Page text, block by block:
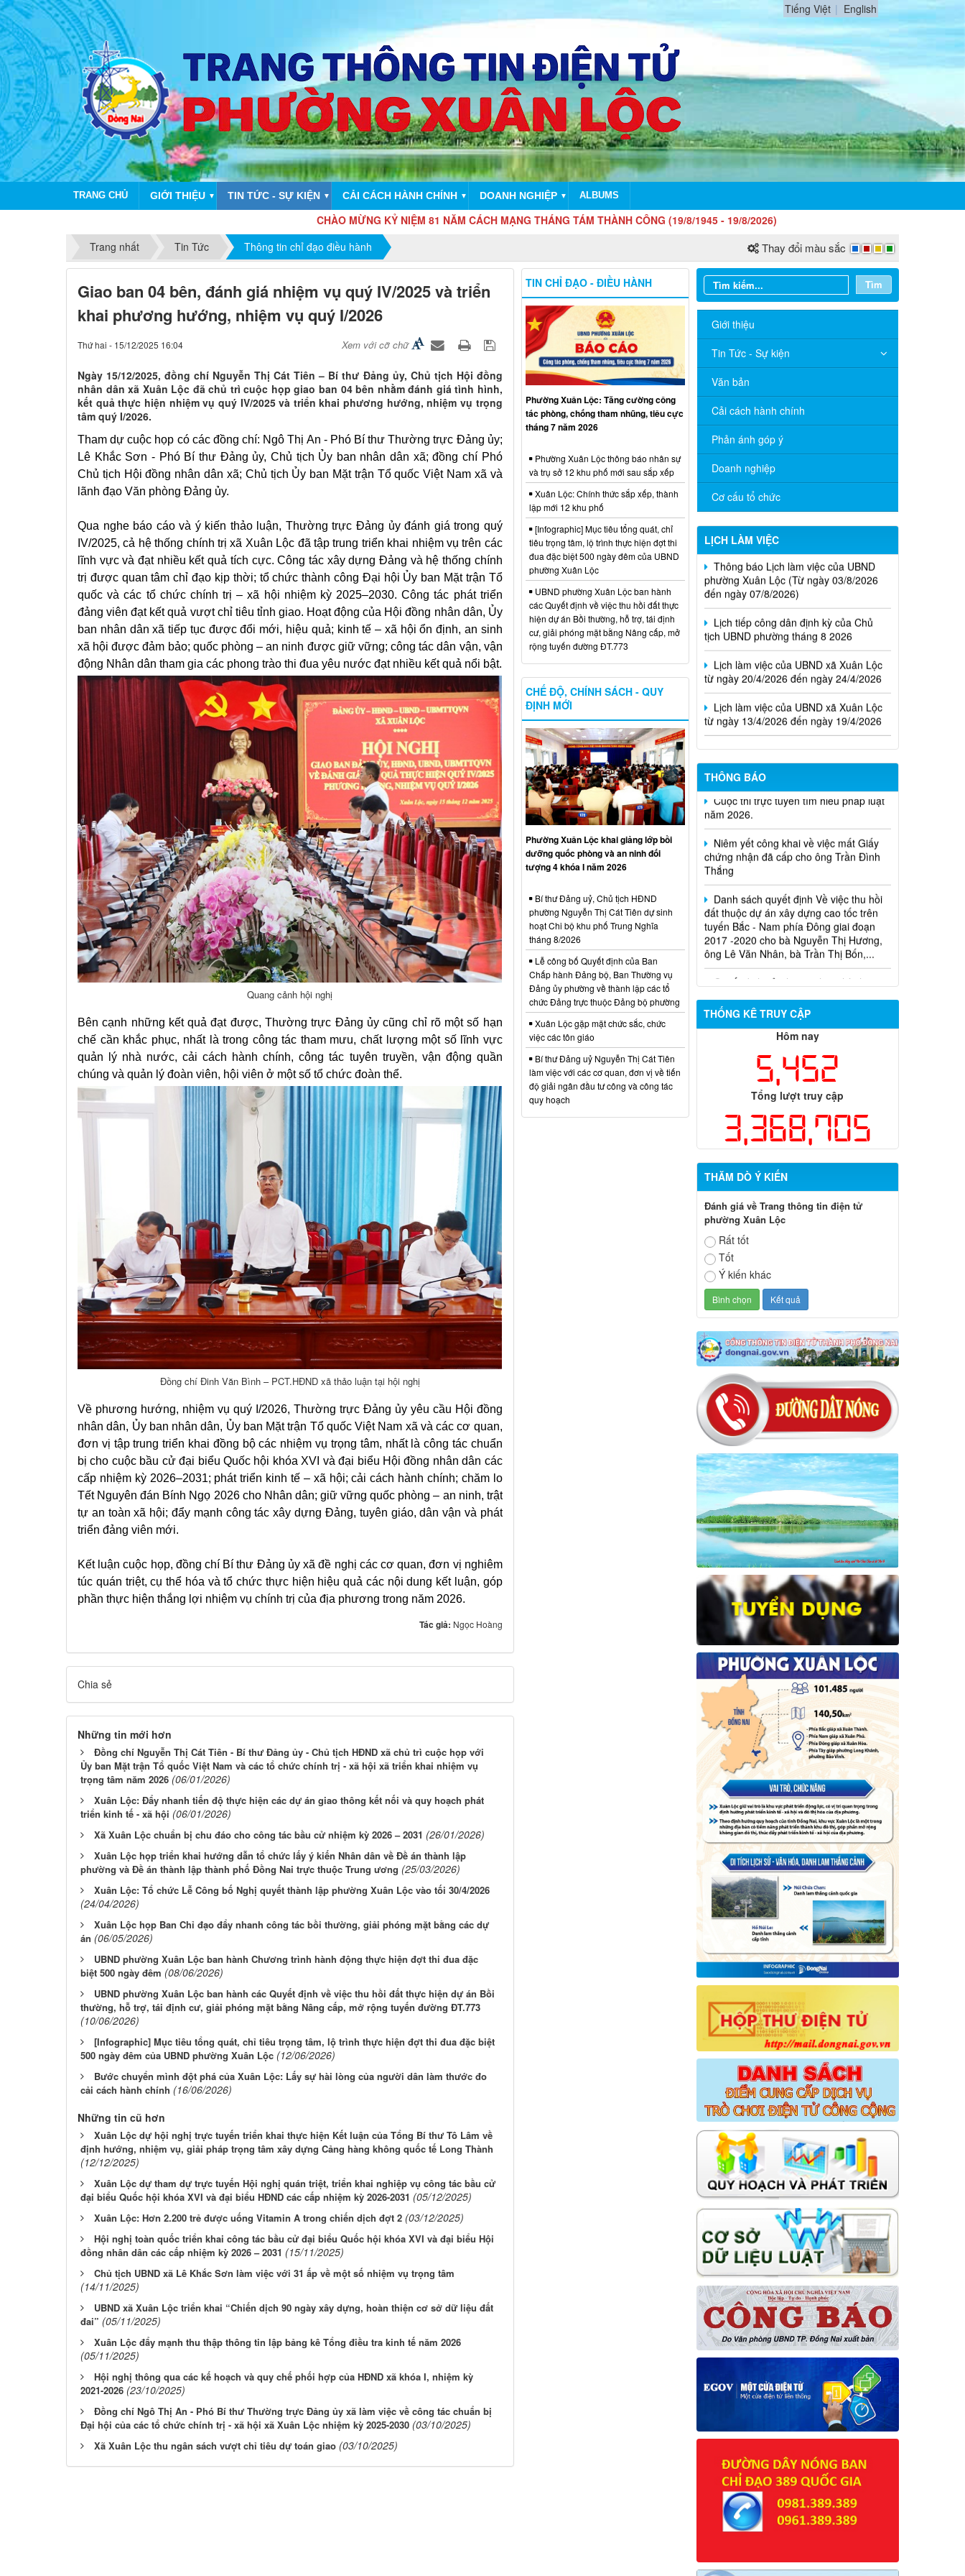
Tiếng Việt English
TRANG CHỦ GIỚI THIỆU ▼ TIN TỨC - SỰ KIỆN ▼ CẢI CÁCH HÀNH CHÍNH ▼ DOANH NGHIỆP ▼ ALBUMS
CHÀO MỪNG KỶ NIỆM 81 NĂM CÁCH MẠNG THÁNG TÁM THÀNH CÔNG (19/8/1945 - 19/8/2026)
Trang nhất
Tin Tức Thông tin chỉ đạo điều hành Thay đổi màu sắc
Giao ban 04 bên, đánh giá nhiệm vụ quý IV/2025 và triển
khai phương hướng, nhiệm vụ quý I/2026
Thứ hai - 15/12/2025 16:04 Xem với cỡ chữ
Ngày 15/12/2025, đồng chí Nguyễn Thị Cát Tiên – Bí thư Đảng ủy, Chủ tịch Hội đồng
nhân dân xã Xuân Lộc đã chủ trì cuộc họp giao ban 04 bên nhằm đánh giá tình hình,
kết quả thực hiện nhiệm vụ quý IV/2025 và triển khai phương hướng, nhiệm vụ trọng
tâm quý I/2026.
Tham dự cuộc họp có các đồng chí: Ngô Thị An - Phó Bí thư Thường trực Đảng ủy;
Lê Khắc Sơn - Phó Bí thư Đảng ủy, Chủ tịch Ủy ban nhân dân xã; đồng chí Phó
Chủ tịch Hội đồng nhân dân xã; Chủ tịch Ủy ban Mặt trận Tổ quốc Việt Nam xã và
lãnh đạo Văn phòng Đảng ủy.
Qua nghe báo cáo và ý kiến thảo luận, Thường trực Đảng ủy đánh giá trong quý
IV/2025, cả hệ thống chính trị xã Xuân Lộc đã tập trung triển khai nhiệm vụ trên các
lĩnh vực và đạt nhiều kết quả tích cực. Công tác xây dựng Đảng và hệ thống chính
trị được quan tâm chỉ đạo kịp thời; tổ chức thành công Đại hội Ủy ban Mặt trận Tổ
quốc và các tổ chức chính trị – xã hội nhiệm kỳ 2025–2030. Công tác phát triển
đảng viên đạt kết quả vượt chỉ tiêu tỉnh giao. Hoạt động của Hội đồng nhân dân, Ủy
ban nhân dân xã tiếp tục được đổi mới, hiệu quả; kinh tế – xã hội ổn định, an sinh
xã hội được đảm bảo; quốc phòng – an ninh được giữ vững; công tác dân vận, vận
động Nhân dân tham gia các phong trào thi đua yêu nước đạt nhiều kết quả nổi bật.
Quang cảnh hội nghị
Bên cạnh những kết quả đạt được, Thường trực Đảng ủy cũng chỉ rõ một số hạn
chế cần khắc phục, nhất là trong công tác tham mưu, chất lượng một số lĩnh vực
quản lý nhà nước, cải cách hành chính, công tác tuyên truyền, vận động quần
chúng và quản lý đoàn viên, hội viên ở một số tổ chức đoàn thể.
Đồng chí Đinh Văn Bình – PCT.HĐND xã thảo luận tại hội nghị
Về phương hướng, nhiệm vụ quý I/2026, Thường trực Đảng ủy yêu cầu Hội đồng
nhân dân, Ủy ban nhân dân, Ủy ban Mặt trận Tổ quốc Việt Nam xã và các cơ quan,
đơn vị tập trung triển khai đồng bộ các nhiệm vụ trọng tâm, nhất là công tác chuẩn
bị cho cuộc bầu cử đại biểu Quốc hội khóa XVI và đại biểu Hội đồng nhân dân các
cấp nhiệm kỳ 2026–2031; phát triển kinh tế – xã hội; cải cách hành chính; chăm lo
Tết Nguyên đán Bính Ngọ 2026 cho Nhân dân; giữ vững quốc phòng – an ninh, trật
tự an toàn xã hội; đẩy mạnh công tác xây dựng Đảng, tuyên giáo, dân vận và phát
triển đảng viên mới.
Kết luận cuộc họp, đồng chí Bí thư Đảng ủy xã đề nghị các cơ quan, đơn vị nghiêm
túc quán triệt, cụ thể hóa và tổ chức thực hiện hiệu quả các nội dung kết luận, góp
phần thực hiện thắng lợi nhiệm vụ chính trị của địa phương trong năm 2026.
Tác giả: Ngọc Hoàng
Chia sẻ
Những tin mới hơn
Đồng chí Nguyễn Thị Cát Tiên - Bí thư Đảng ủy - Chủ tịch HĐND xã chủ trì cuộc họp với
Ủy ban Mặt trận Tổ quốc Việt Nam và các tổ chức chính trị - xã hội xã triển khai nhiệm vụ
trọng tâm năm 2026 (06/01/2026)
Xuân Lộc: Đẩy nhanh tiến độ thực hiện các dự án giao thông kết nối và quy hoạch phát
triển kinh tế - xã hội (06/01/2026)
Xã Xuân Lộc chuẩn bị chu đáo cho công tác bầu cử nhiệm kỳ 2026 – 2031 (26/01/2026)
Xuân Lộc họp triển khai hướng dẫn tổ chức lấy ý kiến Nhân dân về Đề án thành lập
phường và Đề án thành lập thành phố Đồng Nai trực thuộc Trung ương (25/03/2026)
Xuân Lộc: Tổ chức Lễ Công bố Nghị quyết thành lập phường Xuân Lộc vào tối 30/4/2026
(24/04/2026)
Xuân Lộc họp Ban Chỉ đạo đẩy nhanh công tác bồi thường, giải phóng mặt bằng các dự
án (06/05/2026)
UBND phường Xuân Lộc ban hành Chương trình hành động thực hiện đợt thi đua đặc
biệt 500 ngày đêm (08/06/2026)
UBND phường Xuân Lộc ban hành các Quyết định về việc thu hồi đất thực hiện dự án Bồi
thường, hỗ trợ, tái định cư, giải phóng mặt bằng Nâng cấp, mở rộng tuyến đường ĐT.773
(10/06/2026)
[Infographic] Mục tiêu tổng quát, chỉ tiêu trọng tâm, lộ trình thực hiện đợt thi đua đặc biệt
500 ngày đêm của UBND phường Xuân Lộc (12/06/2026)
Bước chuyển mình đột phá của Xuân Lộc: Lấy sự hài lòng của người dân làm thước đo
cải cách hành chính (16/06/2026)
Những tin cũ hơn
Xuân Lộc dự hội nghị trực tuyến triển khai thực hiện Kết luận của Tổng Bí thư Tô Lâm về
định hướng, nhiệm vụ, giải pháp trọng tâm xây dựng Cảng hàng không quốc tế Long Thành
(12/12/2025)
Xuân Lộc dự tham dự trực tuyến Hội nghị quán triệt, triển khai nghiệp vụ công tác bầu cử
đại biểu Quốc hội khóa XVI và đại biểu HĐND các cấp nhiệm kỳ 2026-2031 (05/12/2025)
Xuân Lộc: Hơn 2.200 trẻ được uống Vitamin A trong chiến dịch đợt 2 (03/12/2025)
Hội nghị toàn quốc triển khai công tác bầu cử đại biểu Quốc hội khóa XVI và đại biểu Hội
đồng nhân dân các cấp nhiệm kỳ 2026 – 2031 (15/11/2025)
Chủ tịch UBND xã Lê Khắc Sơn làm việc với 31 ấp về một số nhiệm vụ trọng tâm
(14/11/2025)
UBND xã Xuân Lộc triển khai “Chiến dịch 90 ngày xây dựng, hoàn thiện cơ sở dữ liệu đất
đai” (05/11/2025)
Xuân Lộc đẩy mạnh thu thập thông tin lập bảng kê Tổng điều tra kinh tế năm 2026
(05/11/2025)
Hội nghị thông qua các kế hoạch và quy chế phối hợp của HĐND xã khóa I, nhiệm kỳ
2021-2026 (23/10/2025)
Đồng chí Ngô Thị An - Phó Bí thư Thường trực Đảng ủy xã làm việc về công tác chuẩn bị
Đại hội của các tổ chức chính trị - xã hội xã Xuân Lộc nhiệm kỳ 2025-2030 (03/10/2025)
Xã Xuân Lộc thu ngân sách vượt chỉ tiêu dự toán giao (03/10/2025)
Tìm
Giới thiệu
Tin Tức - Sự kiện
Văn bản
Cải cách hành chính
Phản ánh góp ý
Doanh nghiệp
Cơ cấu tổ chức
LỊCH LÀM VIỆC
Thông báo Lịch làm việc của UBND
phường Xuân Lộc (Từ ngày 03/8/2026
đến ngày 07/8/2026)
Lịch tiếp công dân định kỳ của Chủ
tịch UBND phường tháng 8 2026
Lịch làm việc của UBND xã Xuân Lộc
từ ngày 20/4/2026 đến ngày 24/4/2026
Lịch làm việc của UBND xã Xuân Lộc
từ ngày 13/4/2026 đến ngày 19/4/2026
THÔNG BÁO
Cuộc thi trực tuyến tìm hiểu pháp luật
năm 2026.
Niêm yết công khai về việc mất Giấy
chứng nhận đã cấp cho ông Trần Đình
Thắng
Danh sách quyết định Về việc thu hồi
đất thuộc dự án xây dựng cao tốc trên
tuyến Bắc - Nam phía Đông giai đoạn
2017 -2020 cho bà Nguyễn Thị Hương,
ông Lê Văn Nhân, bà Trần Thị Bốn,...
Quyết định xử phạt vi phạm hành
chính trong lĩnh vực đất đai đối với ông
Trần Hồng Phước
THỐNG KÊ TRUY CẬP
Hôm nay
5,452
Tổng lượt truy cập
3,368,705
THĂM DÒ Ý KIẾN
Đánh giá về Trang thông tin điện tử
phường Xuân Lộc
Rất tốt
Tốt
Ý kiến khác
TIN CHỈ ĐẠO - ĐIỀU HÀNH
Phường Xuân Lộc: Tăng cường công
tác phòng, chống tham nhũng, tiêu cực
tháng 7 năm 2026
Phường Xuân Lộc thông báo nhân sự
và trụ sở 12 khu phố mới sau sắp xếp
Xuân Lộc: Chính thức sắp xếp, thành
lập mới 12 khu phố
[Infographic] Mục tiêu tổng quát, chỉ
tiêu trọng tâm, lộ trình thực hiện đợt thi
đua đặc biệt 500 ngày đêm của UBND
phường Xuân Lộc
UBND phường Xuân Lộc ban hành
các Quyết định về việc thu hồi đất thực
hiện dự án Bồi thường, hỗ trợ, tái định
cư, giải phóng mặt bằng Nâng cấp, mở
rộng tuyến đường ĐT.773
CHẾ ĐỘ, CHÍNH SÁCH - QUY
ĐỊNH MỚI
Phường Xuân Lộc khai giảng lớp bồi
dưỡng quốc phòng và an ninh đối
tượng 4 khóa I năm 2026
Bí thư Đảng uỷ, Chủ tịch HĐND
phường Nguyễn Thị Cát Tiên dự sinh
hoạt Chi bộ khu phố Trung Nghĩa
tháng 8/2026
Lễ công bố Quyết định của Ban
Chấp hành Đảng bộ, Ban Thường vụ
Đảng ủy phường về thành lập các tổ
chức Đảng trực thuộc Đảng bộ phường
Xuân Lộc gặp mặt chức sắc, chức
việc các tôn giáo
Bí thư Đảng uỷ Nguyễn Thị Cát Tiên
làm việc với các cơ quan, đơn vị về tiến
độ giải ngân đầu tư công và công tác
quy hoạch